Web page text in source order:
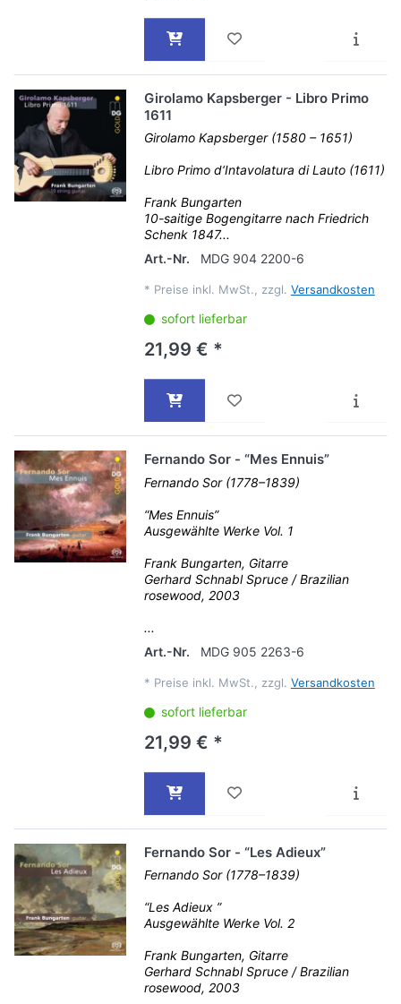
Girolamo Kapsberger - Libro Primo
1611
Girolamo Kapsberger (1580 – 1651)
Libro Primo d‘Intavolatura di Lauto (1611)
Frank Bungarten
10-saitige Bogengitarre nach Friedrich
Schenk 1847...
Art.-Nr.
MDG 904 2200-6
* Preise inkl. MwSt., zzgl. Versandkosten
sofort lieferbar
21,99 € *
Fernando Sor - “Mes Ennuis”
Fernando Sor (1778–1839)
“Mes Ennuis”
Ausgewählte Werke Vol. 1
Frank Bungarten, Gitarre
Gerhard Schnabl Spruce / Brazilian
rosewood, 2003
...
Art.-Nr.
MDG 905 2263-6
* Preise inkl. MwSt., zzgl. Versandkosten
sofort lieferbar
21,99 € *
Fernando Sor - “Les Adieux”
Fernando Sor (1778–1839)
“Les Adieux ”
Ausgewählte Werke Vol. 2
Frank Bungarten, Gitarre
Gerhard Schnabl Spruce / Brazilian
rosewood, 2003